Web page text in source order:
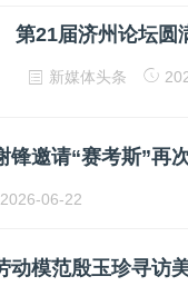
新媒体头条
2026-06-22